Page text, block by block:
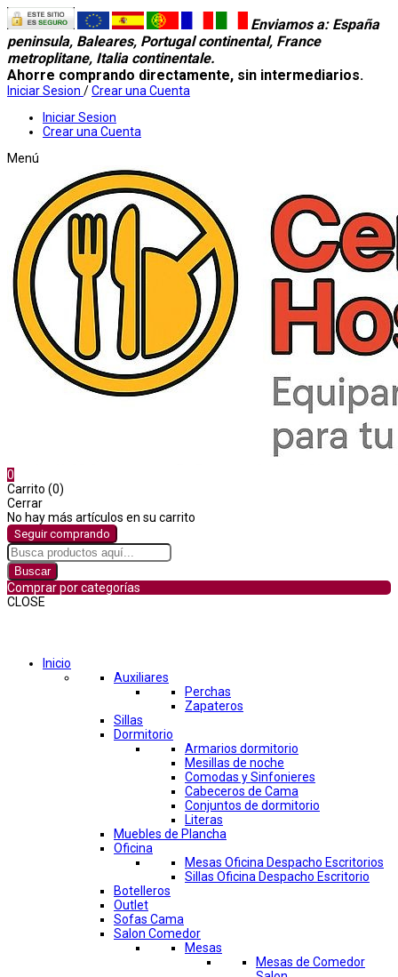
Enviamos a: España
peninsula, Baleares, Portugal continental, France
metroplitane, Italia continentale.
Ahorre comprando directamente, sin intermediarios.
Iniciar Sesion /Crear una Cuenta
Iniciar Sesion
Crear una Cuenta
Menú
0
Carrito (0)
Cerrar
No hay más artículos en su carrito
Seguir comprando
Buscar
Comprar por categorías
CLOSE
Inicio
Auxiliares
Perchas
Zapateros
Sillas
Dormitorio
Armarios dormitorio
Mesillas de noche
Comodas y Sinfonieres
Cabeceros de Cama
Conjuntos de dormitorio
Literas
Muebles de Plancha
Oficina
Mesas Oficina Despacho Escritorios
Sillas Oficina Despacho Escritorio
Botelleros
Outlet
Sofas Cama
Salon Comedor
Mesas
Mesas de Comedor